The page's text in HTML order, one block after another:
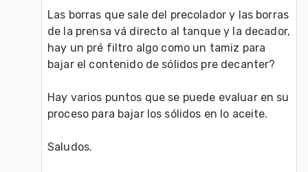
Las borras que sale del precolador y las borras
de la prensa vá directo al tanque y la decador,
hay un pré filtro algo como un tamiz para
bajar el contenido de sólidos pre decanter?
Hay varios puntos que se puede evaluar en su
proceso para bajar los sólidos en lo aceite.
Saludos.